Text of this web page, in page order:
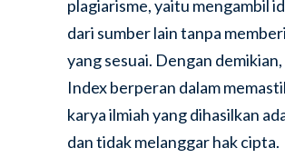
plagiarisme, yaitu mengambil
dari sumber lain tanpa
yang sesuai. Dengan
Index berperan dalam
karya ilmiah yang dihasilkan
dan tidak melanggar hak cipta.